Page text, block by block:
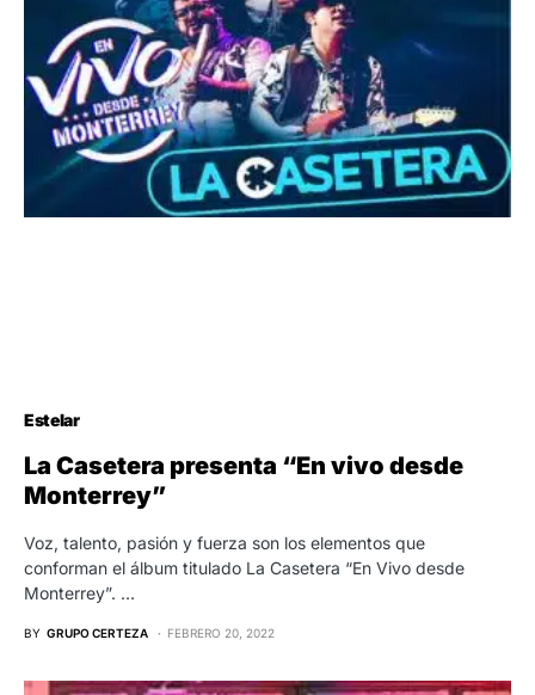
Estelar
La Casetera presenta “En vivo desde
Monterrey”
Voz, talento, pasión y fuerza son los elementos que
conforman el álbum titulado La Casetera “En Vivo desde
Monterrey”. …
BY GRUPO CERTEZA FEBRERO 20, 2022